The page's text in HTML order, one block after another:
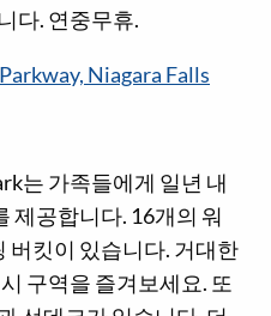
다. 연중무휴.
Niagara Falls
는 가족들에게 일년 내
제공합니다. 16개의 워
버킷이 있습니다. 거대한
구역을 즐겨보세요. 또